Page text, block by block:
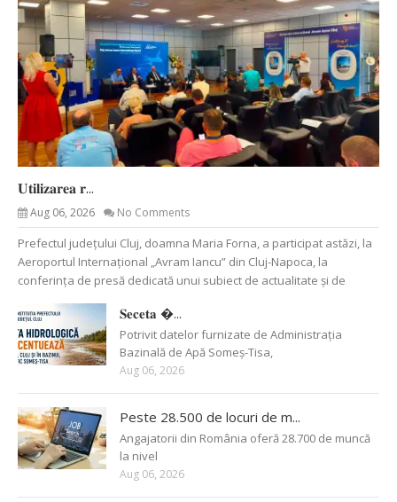
𝐔𝐭𝐢𝐥𝐢𝐳𝐚𝐫𝐞𝐚 𝐫...
Aug 06, 2026 No Comments
Prefectul județului Cluj, doamna Maria Forna, a participat astăzi, la
Aeroportul Internațional „Avram Iancu” din Cluj-Napoca, la
conferința de presă dedicată unui subiect de actualitate și de
𝐒𝐞𝐜𝐞𝐭𝐚 �...
Potrivit datelor furnizate de Administrația
Bazinală de Apă Someș-Tisa,
Aug 06, 2026
Peste 28.500 de locuri de m...
Angajatorii din România oferă 28.700 de muncă
la nivel
Aug 06, 2026